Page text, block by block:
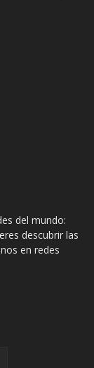
del mundo:
descubrir las
en redes